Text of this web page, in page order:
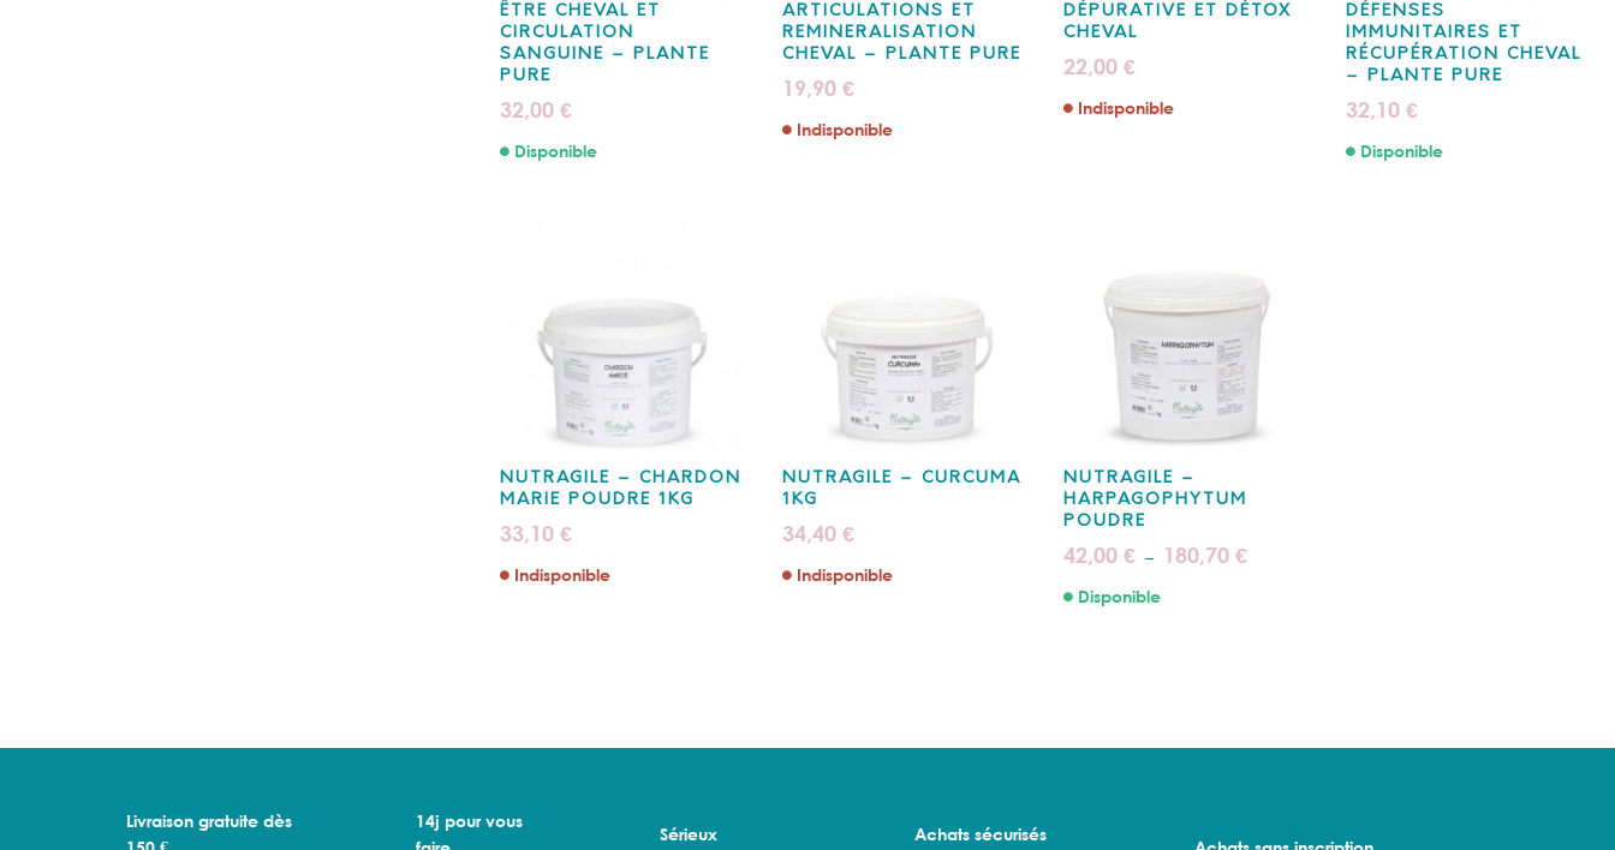
ÊTRE CHEVAL ET
CIRCULATION
SANGUINE – PLANTE
PURE
32,00 €
Disponible
ARTICULATIONS ET
REMINERALISATION
CHEVAL – PLANTE PURE
19,90 €
Indisponible
DÉPURATIVE ET DÉTOX
CHEVAL
22,00 €
Indisponible
DÉFENSES
IMMUNITAIRES ET
RÉCUPÉRATION CHEVAL
– PLANTE PURE
32,10 €
Disponible
NUTRAGILE – CHARDON
MARIE POUDRE 1KG
33,10 €
Indisponible
NUTRAGILE – CURCUMA
1KG
34,40 €
Indisponible
NUTRAGILE –
HARPAGOPHYTUM
POUDRE
42,00 € – 180,70 €Plage
de
Disponible
Livraison gratuite dès
14j pour vous
Sérieux Achats sécurisés